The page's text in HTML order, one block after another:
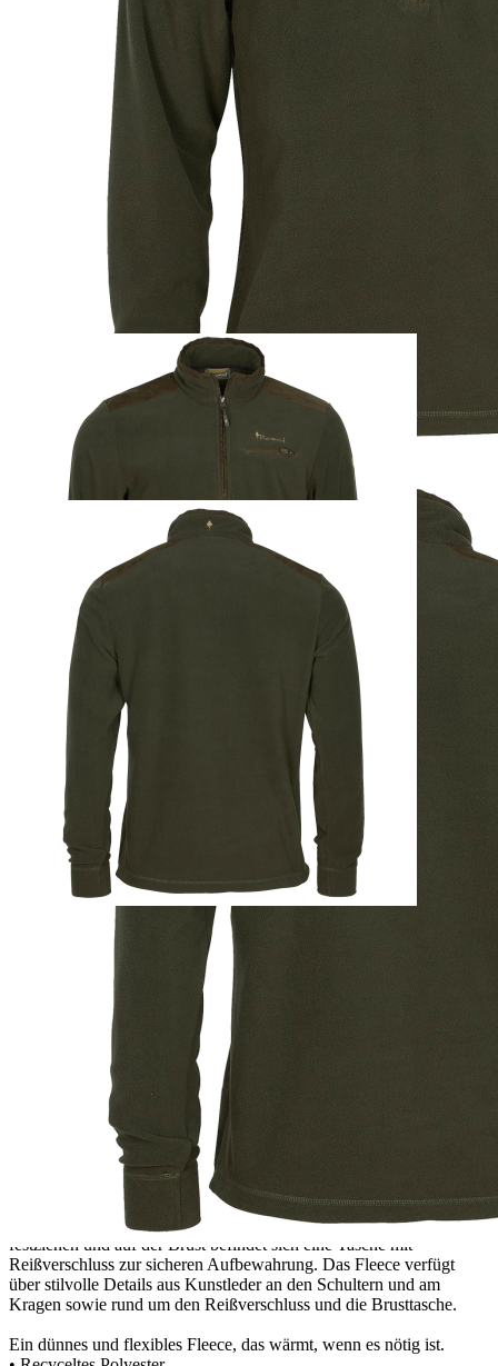
Zum Anfang der Bildergalerie springen
Pinewood Smaland
Hunter Half Zip
Fleece Sweater
Jagdbraun
45,95 €
inkl. MwSt. zzgl. Versand
Auswählen
Ausführung
Zum Warenkorb hinzufügen
Zur Wunschliste hinzufügen
Sofort lieferbar
Das Half-Zip-Fleece Småland Hunter ist ein dünnes Fleece mit
einem Kragen mit halbem Reißverschluss, der sich flexibel öffnen
lässt, wenn Belüftung erforderlich ist, oder sich bei kälterem Wetter
vollständig schließen lässt. Der Saum lässt sich mit einem Kordelzug
festziehen und auf der Brust befindet sich eine Tasche mit
Reißverschluss zur sicheren Aufbewahrung. Das Fleece verfügt
über stilvolle Details aus Kunstleder an den Schultern und am
Kragen sowie rund um den Reißverschluss und die Brusttasche.
Ein dünnes und flexibles Fleece, das wärmt, wenn es nötig ist.